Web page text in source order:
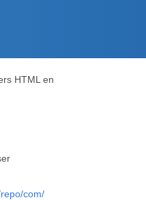
HTML en
com/